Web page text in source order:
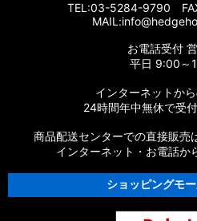
TEL:03-5284-9790
お電話受付
平日 9:00～
インターネットから
24時間年中無休で受
商品配送センターでの直接販売
インターネット・お電話か
ショッピングモー